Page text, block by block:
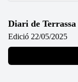
Diari de Terrassa
Edició 22/05/2025